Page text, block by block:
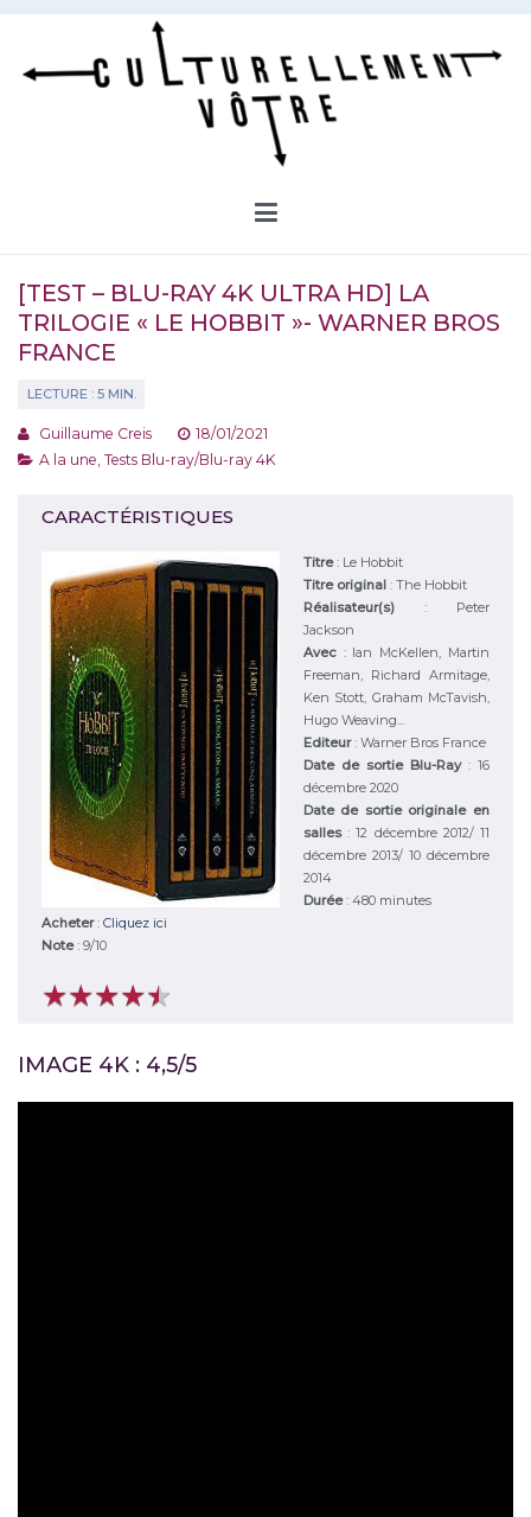
Aller
contenu
[TEST – BLU-RAY 4K ULTRA HD] LA
TRILOGIE « LE HOBBIT »- WARNER BROS
FRANCE
Guillaume Creis
18/01/2021
A la une Tests Blu-ray/Blu-ray 4K
CARACTÉRISTIQUES
Titre: Le Hobbit
Titre original : The Hobbit
Réalisateur(s) : Peter
Jackson
Avec : Ian McKellen, Martin
Freeman, Richard Armitage,
Ken Stott, Graham McTavish,
Hugo Weaving...
Editeur: Warner Bros France
Date de sortie Blu-Ray : 16
décembre 2020
Date de sortie originale en
salles: 12 décembre 2012/ 11
décembre 2013/ 10 décembre
2014
Durée: 480 minutes
Acheter: Cliquez ici
Note: 9/10
★★★★★
★★★★★
IMAGE 4K : 4,5/5